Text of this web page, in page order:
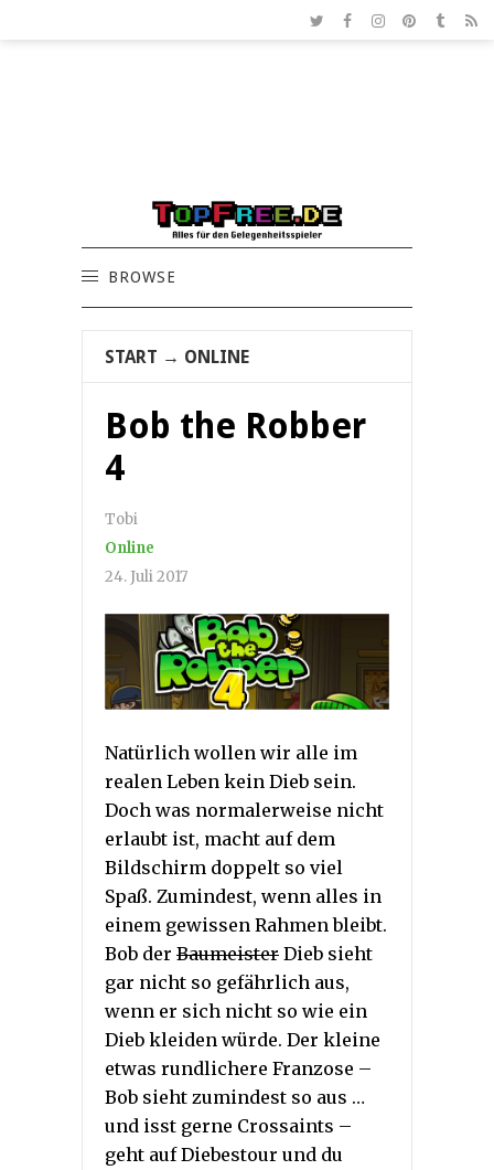
BROWSE
START → ONLINE
Bob the Robber
4
Tobi
Online
24. Juli 2017
Natürlich wollen wir alle im
realen Leben kein Dieb sein.
Doch was normalerweise nicht
erlaubt ist, macht auf dem
Bildschirm doppelt so viel
Spaß. Zumindest, wenn alles in
einem gewissen Rahmen bleibt.
Bob der Baumeister Dieb sieht
gar nicht so gefährlich aus,
wenn er sich nicht so wie ein
Dieb kleiden würde. Der kleine
etwas rundlichere Franzose –
Bob sieht zumindest so aus …
und isst gerne Crossaints –
geht auf Diebestour und du